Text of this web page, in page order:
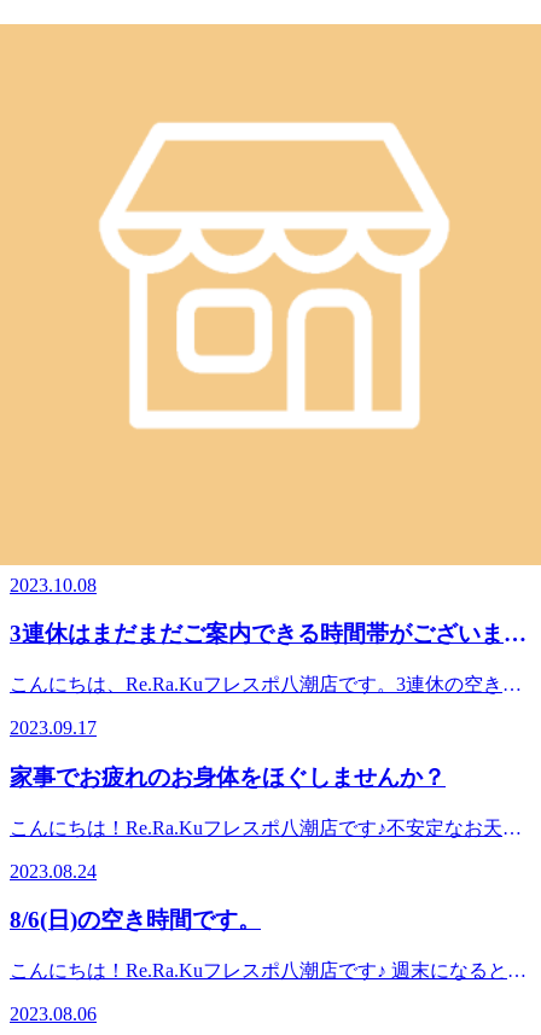
最近のブログ
６月１６日は「麦とろの日」
こんにちは！Re.Ra.Kuフレスポ八潮店です！6月16日(火）の
空き情報です！ 11：20～ 15：00～ 17：00～ 上記のお
時間以外にも空きがあります。ぜひお気軽にお問い合わせく
は、発汗で失われがちなビタミンB類とミネラルが豊富に含
くなるみたいですよ！これから暑くなって、汗をかきやすく
なったら夏バテ対策に麦とろは最適ですね！！お身体ほぐす
～・～・～・～・～・～・～・～・～・～・～・～・◆店頭
よう、よろしくお願い致します。◆夏季限定「爽快ヘッドス
平日は更に300円OFF！詳しくは店頭ポスター、またはスタ
～・～・～・～・～・マッサージよりも気持ちイイ！『肩甲
骨ケア＆ストレッチ』を取り入れたリラク系ボディケア
♪【予防】のボディケア始めませんか？？Re.Ra.Ku（リラ
爽快ヘッドスパはいかがですか？
空き情報です！ 10：00～ 15：20～ 18：10
もあります。今の時期でも熱中症は起こりえるので、なんだ
か火照ってスッキリしないなぁと感じたらリラクで爽快ヘッ
ドスパを受けてみてはいかがでしょうか？冷たい炭酸泡のス
プレーを頭皮に直接あてるので、熱がこもった頭にひんやり
スッキリと冷します♪また、炭酸泡が頭皮に触れることで皮
きますよ^^予約状況は変動する可能性がございますので、お
来店を心よりお待ちしております。明日以降のご予約も承り
～・～・～・～・～・～・～・～・◆店頭でのお水の提供が
願い致します。◆夏季限定「爽快ヘッドスパセットコース」
始めました♪爽快ヘッドスパ×ボディケア平日は更に300円
OFF！詳しくは店頭ポスター、またはスタッフまでお気軽に
どうぞ！～・～・～・～・～・～・～・～・～・～・～・
～・マッサージよりも気持ちイイ！『肩甲骨ケア＆ストレッ
チ』を取り入れたリラク系ボディケア♪【予防】のボディケ
露」です。「寒露」とは、夜が長くなり露が冷たく感じる頃
だそうです。空気が冷え込むと空が澄んで見えて、この時期
の月はきれいに見れるみたいですよ。夜だけでなく、日中の
空気も段々と冷え込んできますのでお気をつけください。季
も元気に過ごせるようにお身体ほぐして免疫力を上げてみま
せんか？それでは10月9日((月))の空き情報で
によってはお2人同時のご案内も可能となっております。明
日以降のご予約も承り中です！ぜひお問い合わせください☆
彡マッサージよりも気持ちイイ！『肩甲骨ケア＆ストレッ
ア始めませんか？？Re.Ra.Ku（リラク）フレスポ八潮店＜電
2023.10.08
3連休はまだまだご案内できる時間帯がございま
こんにちは、Re.Ra.Kuフレスポ八潮店です。3連休の空き状
ございます。11:40～16:00まで、ペアでのご案内も可能です
♪9/18 (月)11:00～終日空きあり！！ペアでのご案内も可能
です。 長時間受けたい、体のお疲れを少しでも解消したい
す！ぜひお問い合わせください☆彡マッサージよりも気持ち
イイ！『肩甲骨ケア＆ストレッチ』を取り入れたリラク系ボ
ディケア♪【予防】のボディケア始めませんか？？
Re.Ra.Ku（リラク）フレスポ八潮店＜電話番号＞048-948-
7939
2023.09.17
家事でお疲れのお身体をほぐしませんか？
こんにちは！Re.Ra.Kuフレスポ八潮店です♪不安定なお天気
まい、また強い雨が降る…これではなかなかお洗濯ものが渇
きませんね。洗濯物を出したりしまったりして大変ではない
ですか？腕を上げたり伸ばしたりしてけっこう疲れますよ
させてみませんか？腕がほぐれますと、肩の力も抜けやすく
なり、肩も軽くなりますよ！！それでは、8月24日(木)の空
2023.08.24
8/6(日)の空き時間です。
こんにちは！Re.Ra.Kuフレスポ八潮店です♪ 週末になると、
なか気温が下がらず暑いままですね。ネッククーラーや冷感
2023.08.06